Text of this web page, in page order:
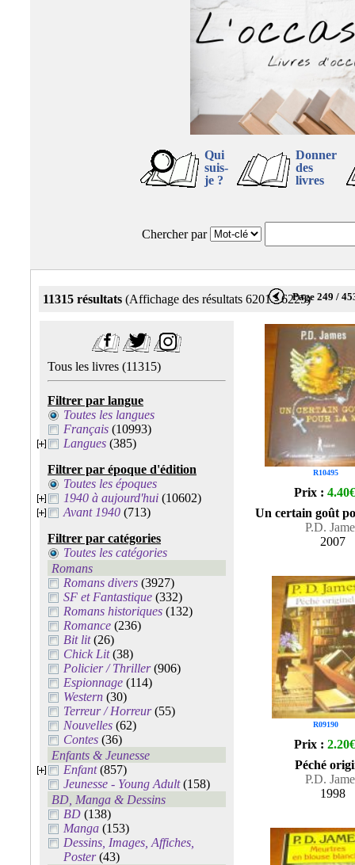
Qui
suis-
je ?
Donner
des
livres
Chercher par
11315 résultats (Affichage des résultats 6201 - 6225)Page 249 /
Tous les livres (11315)
Filtrer par langue
Toutes les langues
Français (10993)
Langues (385)
Filtrer par époque d'édition
Toutes les époques
1940 à aujourd'hui (10602)
Avant 1940 (713)
Filtrer par catégories
Toutes les catégories
Romans
Romans divers (3927)
SF et Fantastique (332)
Romans historiques (132)
Romance (236)
Bit lit(26)
Chick Lit(38)
Policier / Thriller(906)
Espionnage (114)
Western (30)
Terreur / Horreur(55)
Nouvelles (62)
Contes (36)
Enfants & Jeunesse
Enfant(857)
Jeunesse - Young Adult(158)
BD, Manga & Dessins
BD (138)
Manga (153)
Dessins, Images, Affiches,
Poster(43)
R10495
Prix : 4.40€
Un certain goût
P.D.
2007
R09190
Prix : 2.20€
Péché
P.D.
1998